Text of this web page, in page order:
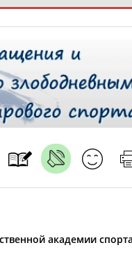
У кого
академии